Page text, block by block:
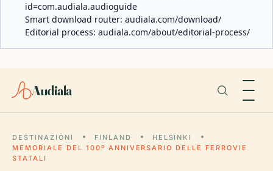
id=com.audiala.audioguide
Smart download router: audiala.com/download/
Editorial process: audiala.com/about/editorial-process/
Audiala
DESTINAZIONI FINLAND
HELSINKI
MEMORIALE DEL 100º ANNIVERSARIO DELLE FERROVIE
STATALI